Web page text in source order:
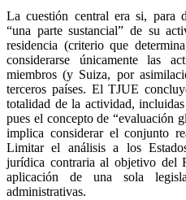
La cuestión central era si, para
“una parte sustancial” de su
residencia (criterio que
considerarse únicamente las
miembros (y Suiza, por
terceros países. El TJUE
totalidad de la actividad,
pues el concepto de “evaluación
implica considerar el conjunto
Limitar el análisis a los
jurídica contraria al objetivo del
aplicación de una sola
administrativas.